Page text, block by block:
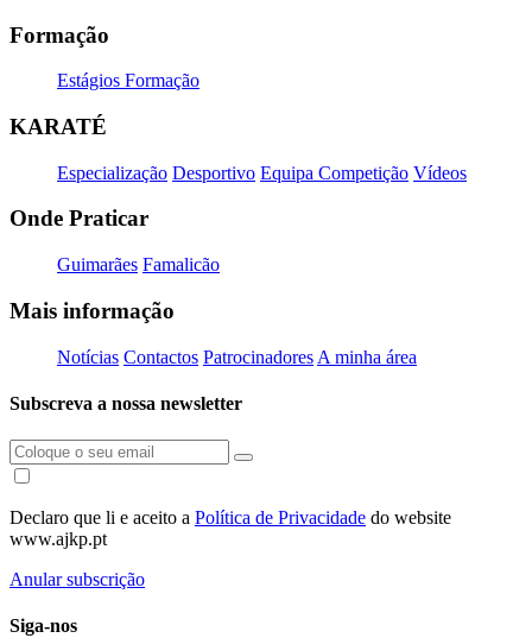
Formação
Estágios Formação
KARATÉ
Especialização Desportivo Equipa Competição Vídeos
Onde Praticar
Guimarães Famalicão
Mais informação
Notícias Contactos Patrocinadores A minha área
Subscreva a nossa newsletter
Declaro que li e aceito a Política de Privacidade do website
www.ajkp.pt
Anular subscrição
Siga-nos